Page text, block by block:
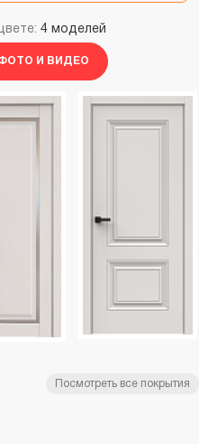
4 моделей
И ВИДЕО
Посмотреть все покрытия